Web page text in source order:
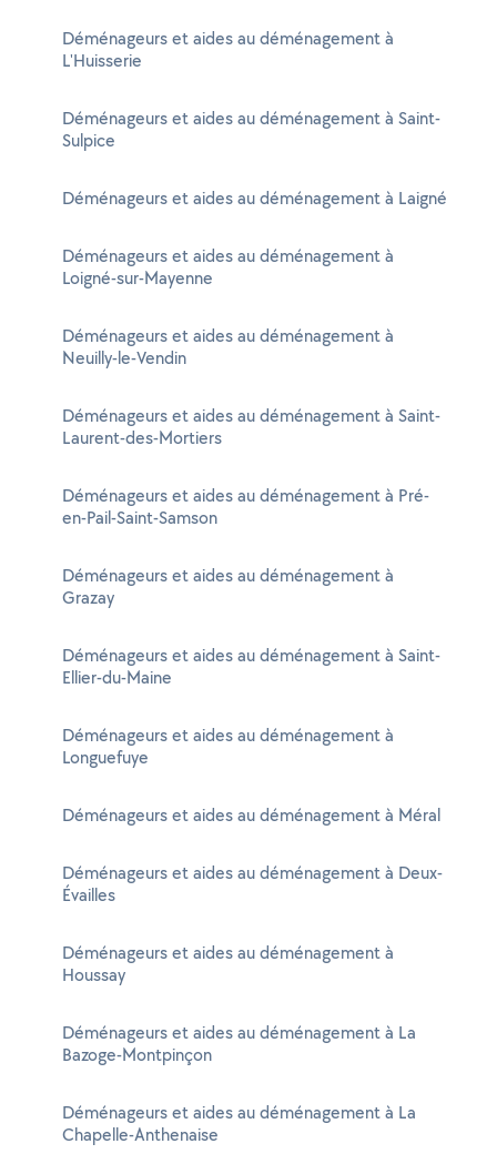
Déménageurs et aides au déménagement à
L'Huisserie
Déménageurs et aides au déménagement à Saint-
Sulpice
Déménageurs et aides au déménagement à Laigné
Déménageurs et aides au déménagement à
Loigné-sur-Mayenne
Déménageurs et aides au déménagement à
Neuilly-le-Vendin
Déménageurs et aides au déménagement à Saint-
Laurent-des-Mortiers
Déménageurs et aides au déménagement à Pré-
en-Pail-Saint-Samson
Déménageurs et aides au déménagement à
Grazay
Déménageurs et aides au déménagement à Saint-
Ellier-du-Maine
Déménageurs et aides au déménagement à
Longuefuye
Déménageurs et aides au déménagement à Méral
Déménageurs et aides au déménagement à Deux-
Évailles
Déménageurs et aides au déménagement à
Houssay
Déménageurs et aides au déménagement à La
Bazoge-Montpinçon
Déménageurs et aides au déménagement à La
Chapelle-Anthenaise